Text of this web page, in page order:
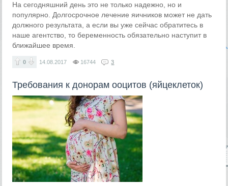
На сегодняшний день это не только надежно, но и
популярно. Долгосрочное лечение яичников может не дать
должного результата, а если вы уже сейчас обратитесь в
наше агентство, то беременность обязательно наступит в
ближайшее время.
0 14.08.2017 16744 3
Требования к донорам ооцитов (яйцеклеток)